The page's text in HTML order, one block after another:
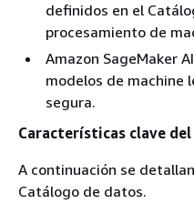
definidos en el
procesamiento de
Amazon SageMaker
modelos de machine
segura.
Características clave
A continuación se
Catálogo de datos.